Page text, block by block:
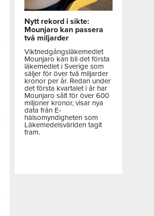
Nytt rekord i sikte:
Mounjaro kan passera
två miljarder
Viktnedgångsläkemedlet
Mounjaro kan bli det första
läkemedlet i Sverige som
säljer för över två miljarder
kronor per år. Redan under
det första kvartalet i år har
Mounjaro sålt för över 600
miljoner kronor, visar nya
data från E-
hälsomyndigheten som
Läkemedelsvärlden tagit
fram.